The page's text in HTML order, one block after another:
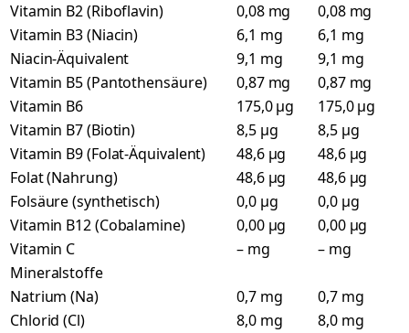
Vitamin B2 (Riboflavin)
0,08 mg
0,08 mg
Vitamin B3 (Niacin)
6,1 mg
6,1 mg
Niacin-Äquivalent
9,1 mg
9,1 mg
Vitamin B5 (Pantothensäure)
0,87 mg
0,87 mg
Vitamin B6
175,0 µg
175,0 µg
Vitamin B7 (Biotin)
8,5 µg
8,5 µg
Vitamin B9 (Folat-Äquivalent)
48,6 µg
48,6 µg
Folat (Nahrung)
48,6 µg
48,6 µg
Folsäure (synthetisch)
0,0 µg
0,0 µg
Vitamin B12 (Cobalamine)
0,00 µg
0,00 µg
Vitamin C
– mg
– mg
Mineralstoffe
Natrium (Na)
0,7 mg
0,7 mg
Chlorid (Cl)
8,0 mg
8,0 mg